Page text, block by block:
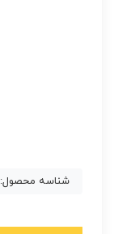
شناسه محصول: